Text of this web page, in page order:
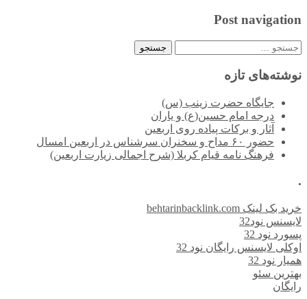
Post navigation
جستجو
نوشته‌های تازه
جایگاه حضرت زینب (س)
درجه امام حسین(ع) و یاران
آثار و برکات پیاده روی اربعین
حضور ۶۰ مداح و سخنران سرشناس در اربعین امسال
فرهنگ نامه قیام کربلا (شرح اجمالی زیارت اربعین)
.
خرید بک لینک behtarinbacklink.com
لایسنس نود32
پسورد نود 32
اوکلی لایسنس رایگان نود 32
همیار نود 32
بهترین سئو
رایگان